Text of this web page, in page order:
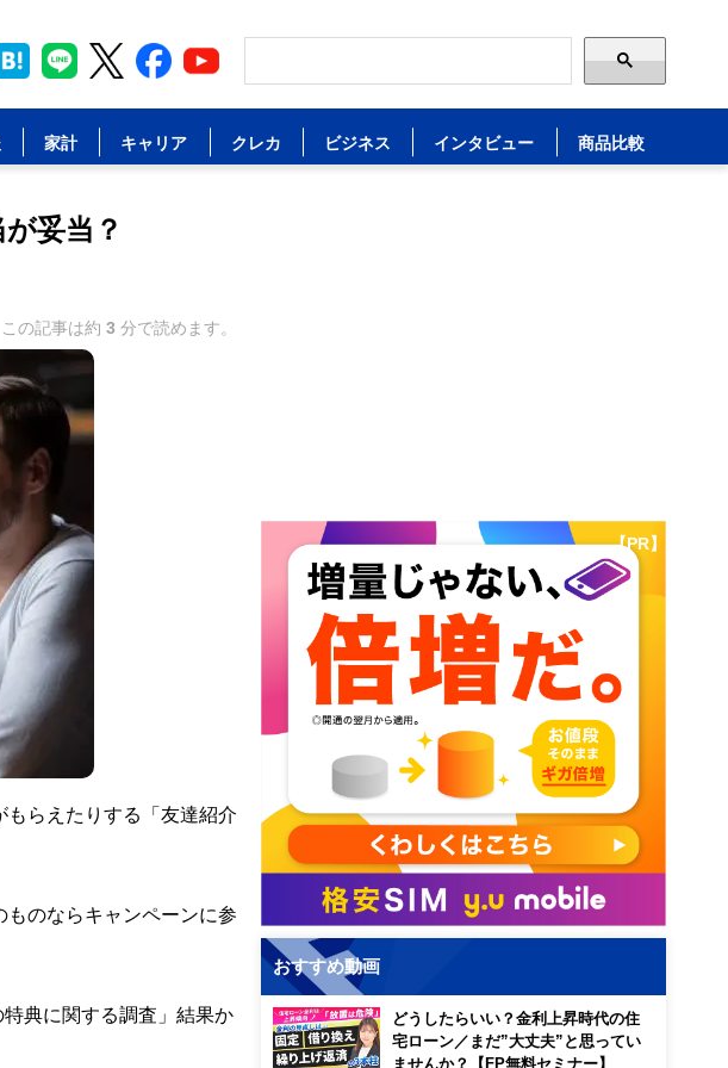
家計 キャリア クレカ ビジネス インタビュー 商品比較
妥当？
この記事は約 3 分で読めます。
らえたりする「友達紹介
ものならキャンペーンに参
典に関する調査」結果か
【PR】
おすすめ動画
どうしたらいい？金利上昇時代の住
宅ローン／まだ”大丈夫”と思ってい
ませんか？【FP無料セミナー】